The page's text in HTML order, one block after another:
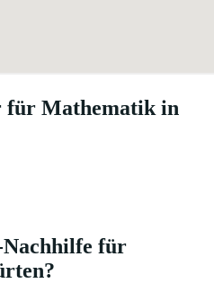
Mathematik in
für